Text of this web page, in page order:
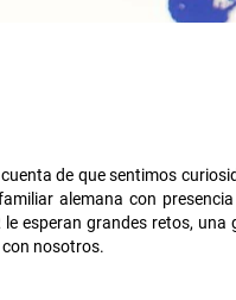
de que sentimos
alemana con
esperan grandes retos,
nosotros.